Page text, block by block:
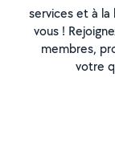
services et à
vous !
membres,
votre